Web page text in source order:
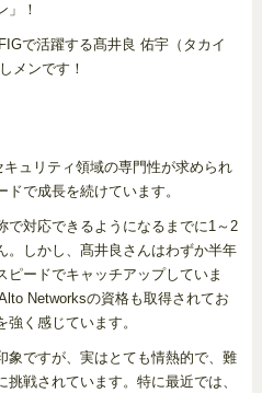
」！
で活躍する髙井良 佑宇（タカイ
メンです！
ュリティ領域の専門性が求められ
で成長を続けています。
で対応できるようになるまでに1～2
。しかし、髙井良さんはわずか半年
ードでキャッチアップしていま
Networksの資格も取得されてお
く感じています。
象ですが、実はとても情熱的で、難
戦されています。特に最近では、